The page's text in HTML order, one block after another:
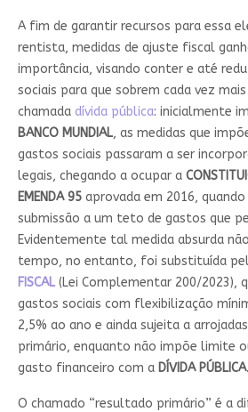
A fim de garantir recursos para essa
rentista, medidas de ajuste fiscal
importância, visando conter e até
sociais para que sobrem cada vez
chamada dívida pública: inicialmente
BANCO MUNDIAL, as medidas que
gastos sociais passaram a ser
legais, chegando a ocupar a
EMENDA 95aprovada em 2016,
submissão a um teto de gastos que
Evidentemente tal medida absurda
tempo, no entanto, foi substituída
FISCAL(Lei Complementar 200/2023),
gastos sociais com flexibilização
2,5% ao ano e ainda sujeita a
primário, enquanto não impõe limite
gasto financeiro com a DÍVIDA PÚBLICA.
O chamado “resultado primário” é a